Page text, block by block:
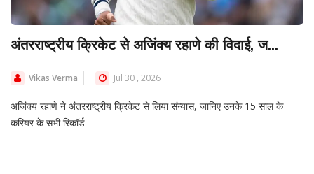
अंतरराष्ट्रीय क्रिकेट से अजिंक्य रहाणे की विदाई, ज...
Vikas Verma Jul 30 , 2026
अजिंक्य रहाणे ने अंतरराष्ट्रीय क्रिकेट से लिया संन्यास, जानिए उनके 15 साल के
करियर के सभी रिकॉर्ड